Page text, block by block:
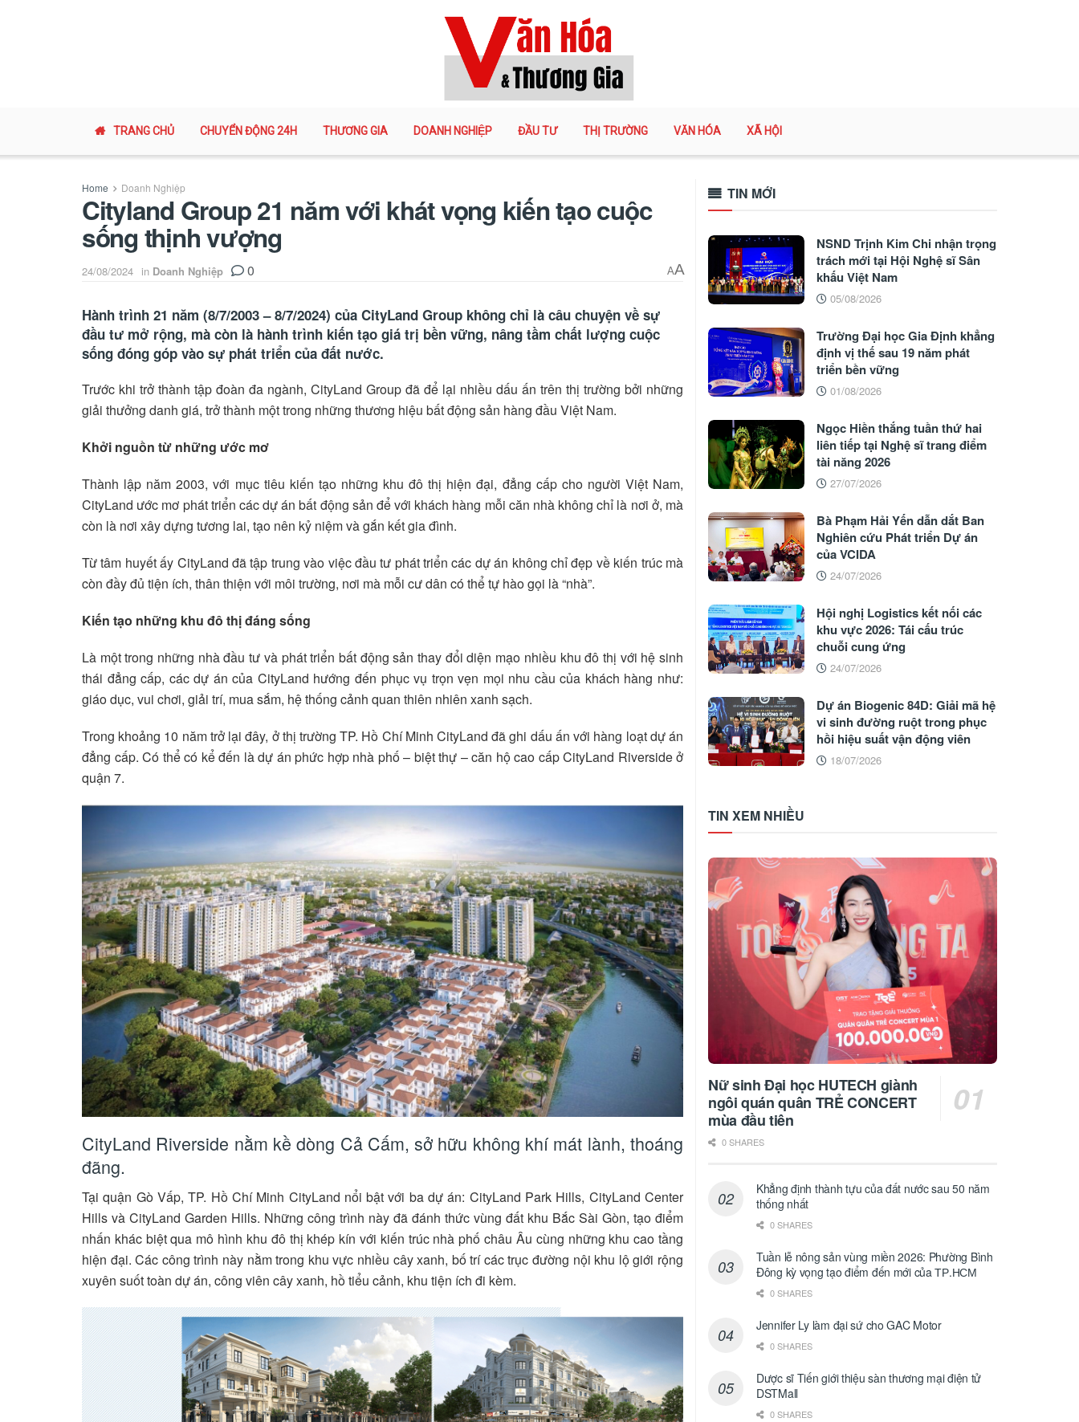
TRANG CHỦ CHUYỂN ĐỘNG 24H THƯƠNG GIA DOANH NGHIỆP ĐẦU TƯ THỊ TRƯỜNG VĂN HÓA XÃ HỘI
Home Doanh Nghiệp
Cityland Group 21 năm với khát vọng kiến tạo cuộc
sống thịnh vượng
24/08/2024 in Doanh Nghiệp 0 AA
Hành trình 21 năm (8/7/2003 – 8/7/2024) của CityLand Group không chỉ là câu chuyện về sự
đầu tư mở rộng, mà còn là hành trình kiến tạo giá trị bền vững, nâng tầm chất lượng cuộc
sống đóng góp vào sự phát triển của đất nước.
Trước khi trở thành tập đoàn đa ngành, CityLand Group đã để lại nhiều dấu ấn trên thị trường bởi những
giải thưởng danh giá, trở thành một trong những thương hiệu bất động sản hàng đầu Việt Nam.
Khởi nguồn từ những ước mơ
Thành lập năm 2003, với mục tiêu kiến tạo những khu đô thị hiện đại, đẳng cấp cho người Việt Nam,
CityLand ước mơ phát triển các dự án bất động sản để với khách hàng mỗi căn nhà không chỉ là nơi ở, mà
còn là nơi xây dựng tương lai, tạo nên kỷ niệm và gắn kết gia đình.
Từ tâm huyết ấy CityLand đã tập trung vào việc đầu tư phát triển các dự án không chỉ đẹp về kiến trúc mà
còn đầy đủ tiện ích, thân thiện với môi trường, nơi mà mỗi cư dân có thể tự hào gọi là “nhà”.
Kiến tạo những khu đô thị đáng sống
Là một trong những nhà đầu tư và phát triển bất động sản thay đổi diện mạo nhiều khu đô thị với hệ sinh
thái đẳng cấp, các dự án của CityLand hướng đến phục vụ trọn vẹn mọi nhu cầu của khách hàng như:
giáo dục, vui chơi, giải trí, mua sắm, hệ thống cảnh quan thiên nhiên xanh sạch.
Trong khoảng 10 năm trở lại đây, ở thị trường TP. Hồ Chí Minh CityLand đã ghi dấu ấn với hàng loạt dự án
đẳng cấp. Có thể có kể đến là dự án phức hợp nhà phố – biệt thự – căn hộ cao cấp CityLand Riverside ở
quận 7.
CityLand Riverside nằm kề dòng Cả Cấm, sở hữu không khí mát lành, thoáng
đãng.
Tại quận Gò Vấp, TP. Hồ Chí Minh CityLand nổi bật với ba dự án: CityLand Park Hills, CityLand Center
Hills và CityLand Garden Hills. Những công trình này đã đánh thức vùng đất khu Bắc Sài Gòn, tạo điểm
nhấn khác biệt qua mô hình khu đô thị khép kín với kiến trúc nhà phố châu Âu cùng những khu cao tầng
hiện đại. Các công trình này nằm trong khu vực nhiều cây xanh, bố trí các trục đường nội khu lộ giới rộng
xuyên suốt toàn dự án, công viên cây xanh, hồ tiểu cảnh, khu tiện ích đi kèm.
TIN MỚI
NSND Trịnh Kim Chi nhận trọng
trách mới tại Hội Nghệ sĩ Sân
khấu Việt Nam
05/08/2026
Trường Đại học Gia Định khẳng
định vị thế sau 19 năm phát
triển bền vững
01/08/2026
Ngọc Hiền thắng tuần thứ hai
liên tiếp tại Nghệ sĩ trang điểm
tài năng 2026
27/07/2026
Bà Phạm Hải Yến dẫn dắt Ban
Nghiên cứu Phát triển Dự án
của VCIDA
24/07/2026
Hội nghị Logistics kết nối các
khu vực 2026: Tái cấu trúc
chuỗi cung ứng
24/07/2026
Dự án Biogenic 84D: Giải mã hệ
vi sinh đường ruột trong phục
hồi hiệu suất vận động viên
18/07/2026
TIN XEM NHIỀU
Nữ sinh Đại học HUTECH giành
ngôi quán quân TRẺ CONCERT
mùa đầu tiên
0 SHARES
Khẳng định thành tựu của đất nước sau 50 năm
thống nhất
0 SHARES
Tuần lễ nông sản vùng miền 2026: Phường Bình
Đông kỳ vọng tạo điểm đến mới của ТР.НСМ
0 SHARES
Jennifer Ly làm đại sứ cho GAC Motor
0 SHARES
Dược sĩ Tiến giới thiệu sàn thương mại điện tử
DSTMall
0 SHARES